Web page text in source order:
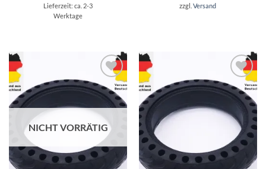
Lieferzeit: ca. 2-3
Werktage
zzgl.Versand
Auf die
Wunschliste
NICHT VORRÄTIG
Auf die
Wunschliste